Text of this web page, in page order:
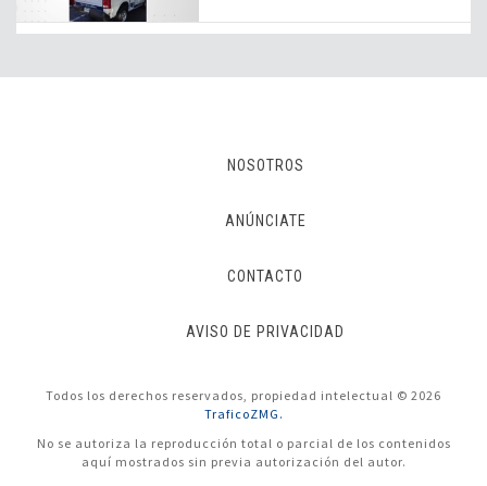
NOSOTROS
ANÚNCIATE
CONTACTO
AVISO DE PRIVACIDAD
Todos los derechos reservados, propiedad intelectual © 2026
TraficoZMG.
No se autoriza la reproducción total o parcial de los contenidos
aquí mostrados sin previa autorización del autor.